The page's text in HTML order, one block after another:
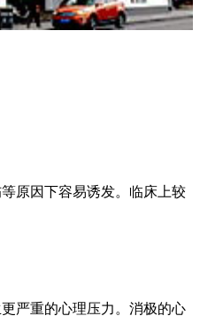
原因下容易诱发。临床上较
严重的心理压力。消极的心